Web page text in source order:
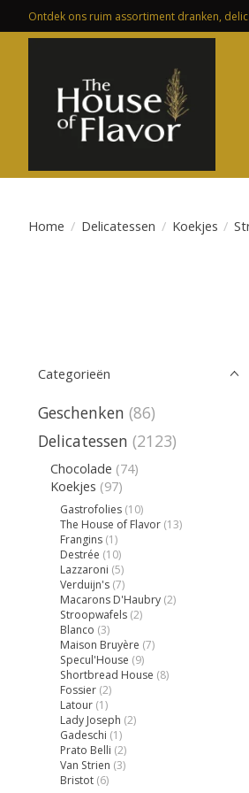
Ontdek ons ruim assortiment dranken,
Home / Delicatessen / Koekjes /
Categorieën
Geschenken (86)
Delicatessen (2123)
Chocolade (74)
Koekjes (97)
Gastrofolies (10)
The House of Flavor (13)
Frangins (1)
Destrée (10)
Lazzaroni (5)
Verduijn's (7)
Macarons D'Haubry (2)
Stroopwafels (2)
Blanco (3)
Maison Bruyère (7)
Specul'House (9)
Shortbread House (8)
Fossier (2)
Latour (1)
Lady Joseph (2)
Gadeschi (1)
Prato Belli (2)
Van Strien (3)
Bristot (6)